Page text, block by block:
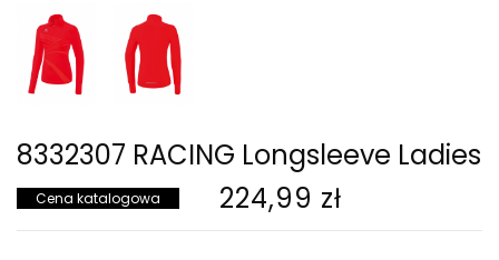
8332307 RACING Longsleeve Ladies
Cena katalogowa 224,99 zł